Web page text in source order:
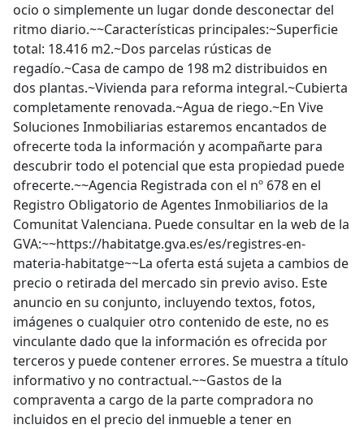
ocio o simplemente un lugar donde desconectar del
ritmo diario.~~Características principales:~Superficie
total: 18.416 m2.~Dos parcelas rústicas de
regadío.~Casa de campo de 198 m2 distribuidos en
dos plantas.~Vivienda para reforma integral.~Cubierta
completamente renovada.~Agua de riego.~En Vive
Soluciones Inmobiliarias estaremos encantados de
ofrecerte toda la información y acompañarte para
descubrir todo el potencial que esta propiedad puede
ofrecerte.~~Agencia Registrada con el nº 678 en el
Registro Obligatorio de Agentes Inmobiliarios de la
Comunitat Valenciana. Puede consultar en la web de la
GVA:~~https://habitatge.gva.es/es/registres-en-
materia-habitatge~~La oferta está sujeta a cambios de
precio o retirada del mercado sin previo aviso. Este
anuncio en su conjunto, incluyendo textos, fotos,
imágenes o cualquier otro contenido de este, no es
vinculante dado que la información es ofrecida por
terceros y puede contener errores. Se muestra a título
informativo y no contractual.~~Gastos de la
compraventa a cargo de la parte compradora no
incluidos en el precio del inmueble a tener en